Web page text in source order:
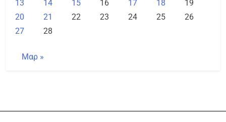
13
14 15 16 17 18
19
20
21 22 23 24 25
26
27
28
Μαρ »